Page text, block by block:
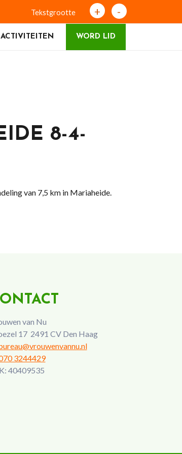
Tekstgrootte + -
ACTIVITEITEN WORD LID
8-4-
van 7,5 km in Mariaheide.
van Nu
17 2491 CV Den Haag
3244429
40409535